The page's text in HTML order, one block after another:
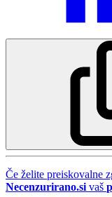
Če želite preiskovalne
Necenzurirano.si vaš